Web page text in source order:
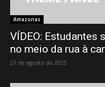
Amazonas
VÍDEO: Estudantes
no meio da rua à
21 de agosto de 2025